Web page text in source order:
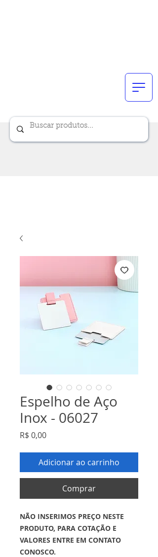
Espelho de Aço
Inox - 06027
R$ 0,00Preço
Adicionar ao carrinho
Comprar
NÃO INSERIMOS PREÇO NESTE
PRODUTO, PARA COTAÇÃO E
VALORES ENTRE EM CONTATO
CONOSCO.